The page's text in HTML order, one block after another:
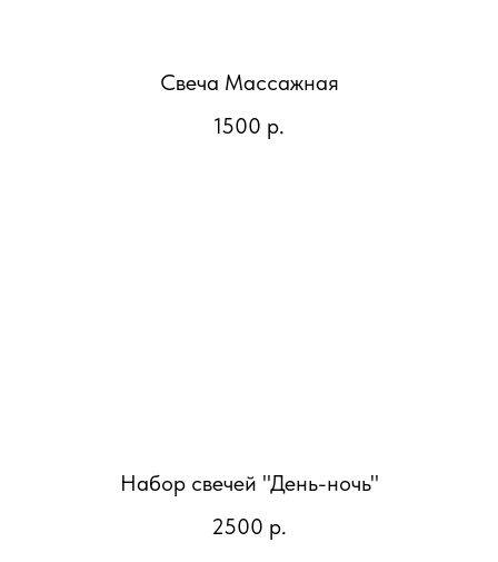
Свеча Массажная
1500 р.
Набор свечей "День-ночь"
2500 р.